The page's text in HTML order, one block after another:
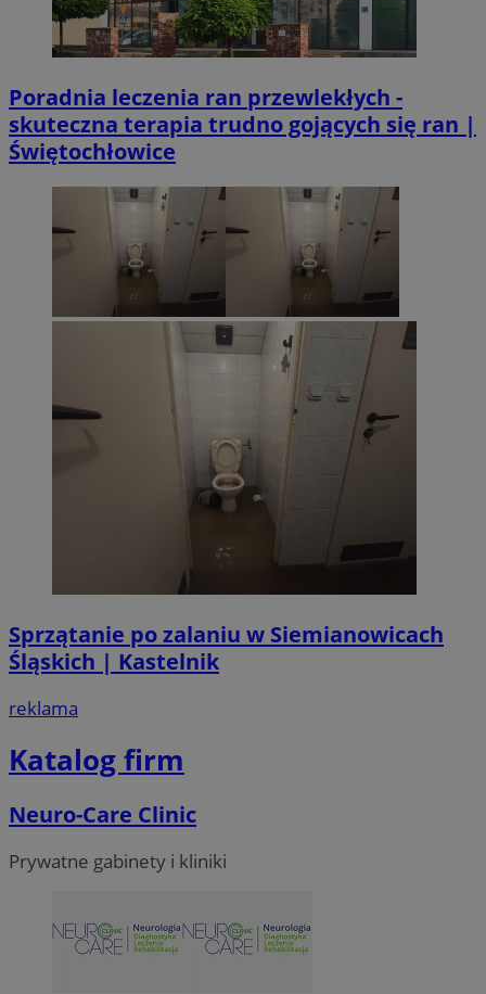
Poradnia leczenia ran przewlekłych -
skuteczna terapia trudno gojących się ran |
Świętochłowice
Sprzątanie po zalaniu w Siemianowicach
Śląskich | Kastelnik
reklama
Katalog firm
Neuro-Care Clinic
Prywatne gabinety i kliniki